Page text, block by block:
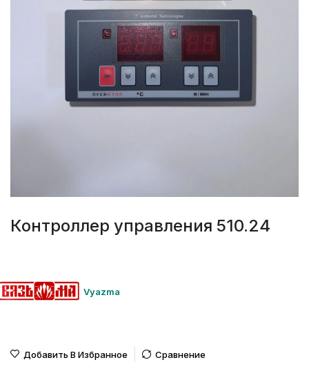
Контроллер управления 510.24
Vyazma
Добавить В Избранное Сравнение